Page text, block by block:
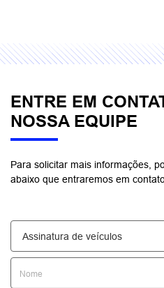
ENTRE EM
NOSSA EQUIPE
Para solicitar mais informações,
abaixo que entraremos em